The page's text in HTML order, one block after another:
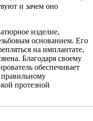
и зачем оно
изделие,
основанием. Его
на имплантате,
Благодаря своему
обеспечивает
протезной